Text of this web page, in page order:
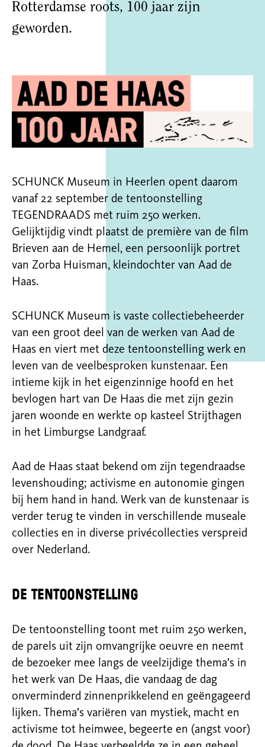
Rotterdamse roots, 100 jaar zijn
geworden.
SCHUNCK Museum in Heerlen opent daarom
vanaf 22 september de tentoonstelling
TEGENDRAADS met ruim 250 werken.
Gelijktijdig vindt plaatst de première van de film
Brieven aan de Hemel, een persoonlijk portret
van Zorba Huisman, kleindochter van Aad de
Haas.
SCHUNCK Museum is vaste collectiebeheerder
van een groot deel van de werken van Aad de
Haas en viert met deze tentoonstelling werk en
leven van de veelbesproken kunstenaar. Een
intieme kijk in het eigenzinnige hoofd en het
bevlogen hart van De Haas die met zijn gezin
jaren woonde en werkte op kasteel Strijthagen
in het Limburgse Landgraaf.
Aad de Haas staat bekend om zijn tegendraadse
levenshouding; activisme en autonomie gingen
bij hem hand in hand. Werk van de kunstenaar is
verder terug te vinden in verschillende museale
collecties en in diverse privécollecties verspreid
over Nederland.
De tentoonstelling
De tentoonstelling toont met ruim 250 werken,
de parels uit zijn omvangrijke oeuvre en neemt
de bezoeker mee langs de veelzijdige thema’s in
het werk van De Haas, die vandaag de dag
onverminderd zinnenprikkelend en geëngageerd
lijken. Thema’s variëren van mystiek, macht en
activisme tot heimwee, begeerte en (angst voor)